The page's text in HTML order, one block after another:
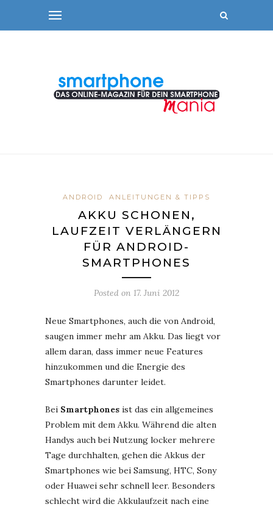
ANDROID ANLEITUNGEN & TIPPS
AKKU SCHONEN,
LAUFZEIT VERLÄNGERN
FÜR ANDROID-
SMARTPHONES
Posted on 17. Juni 2012
Neue Smartphones, auch die von Android,
saugen immer mehr am Akku. Das liegt vor
allem daran, dass immer neue Features
hinzukommen und die Energie des
Smartphones darunter leidet.
Bei Smartphones ist das ein allgemeines
Problem mit dem Akku. Während die alten
Handys auch bei Nutzung locker mehrere
Tage durchhalten, gehen die Akkus der
Smartphones wie bei Samsung, HTC, Sony
oder Huawei sehr schnell leer. Besonders
schlecht wird die Akkulaufzeit nach eine